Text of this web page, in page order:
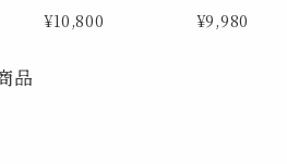
¥10,800 ¥9,980
品